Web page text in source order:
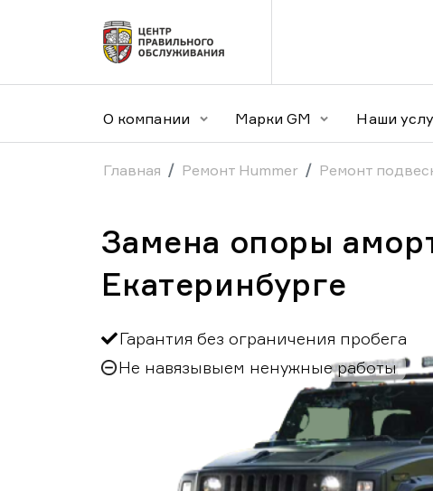
О компании Марки GM Наши
Главная Ремонт Hummer Ремонт
Замена опоры
Екатеринбурге
Гарантия без ограничения пробега
Не навязывыем ненужные работы